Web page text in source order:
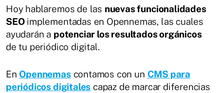
Hoy hablaremos de las nuevas funcionalidades
SEOimplementadas en Opennemas, las cuales
ayudarán a potenciar los resultados orgánicos
de tu periódico digital.
En Opennemascontamos con un CMS para
periódicos digitales capaz de marcar diferencias